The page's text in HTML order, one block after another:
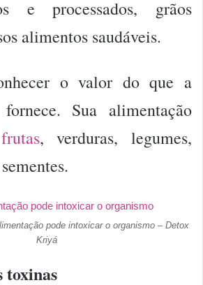
e processados, grãos
alimentos saudáveis.
o valor do que a
Sua alimentação
frutas, verduras, legumes,
pode intoxicar o organismo – Detox
Kriyá
toxinas